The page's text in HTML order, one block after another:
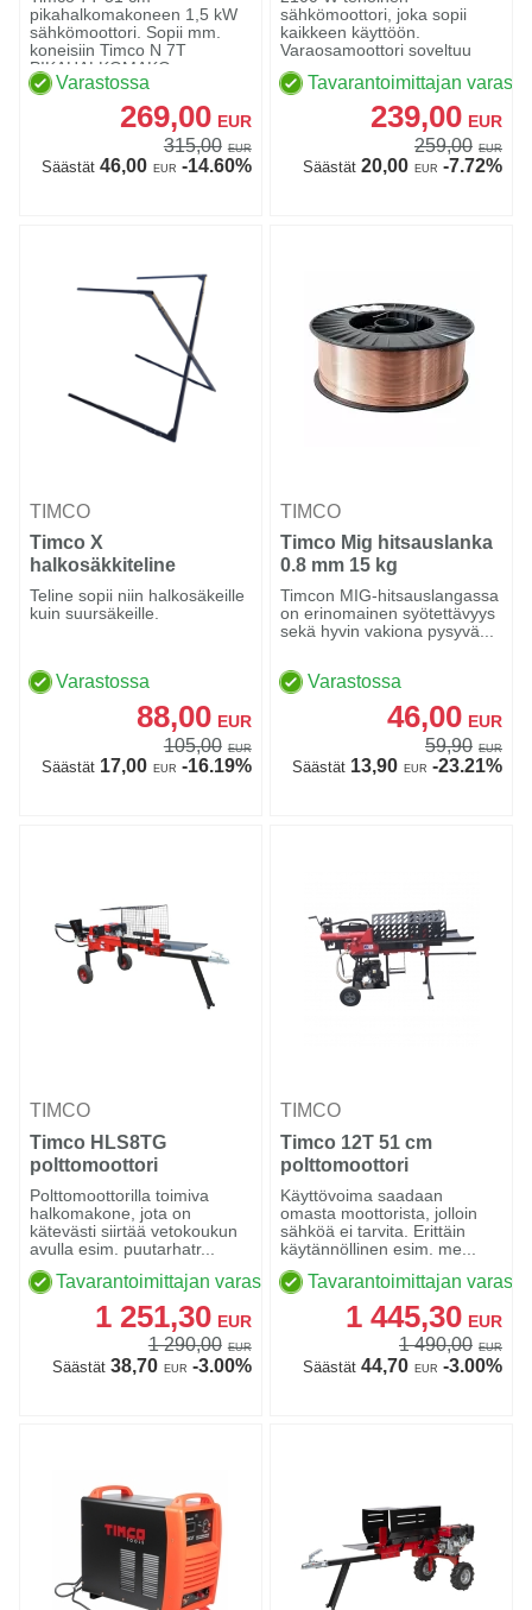
pikahalkomakoneen 1,5 kW
sähkömoottori. Sopii mm.
koneisiin Timco N 7T
PIKAHALKOMAKO...
Varastossa
269,00 EUR
315,00 EUR
Säästät46,00 EUR -14.60%
sähkömoottori, joka sopii
kaikkeen käyttöön.
Varaosamoottori soveltuu
suoraan seura...
Tavarantoimittajan
239,00 EUR
259,00 EUR
Säästät20,00 EUR -7.72%
TIMCO
Timco X
halkosäkkiteline
Teline sopii niin halkosäkeille
kuin suursäkeille.
Varastossa
88,00 EUR
105,00 EUR
Säästät17,00 EUR -16.19%
TIMCO
Timco Mig hitsauslanka
0.8 mm 15 kg
Timcon MIG-hitsauslangassa
on erinomainen syötettävyys
sekä hyvin vakiona pysyvä...
Varastossa
46,00 EUR
59,90 EUR
Säästät13,90 EUR -23.21%
TIMCO
Timco HLS8TG
polttomoottori
halkomakone
Polttomoottorilla toimiva
halkomakone, jota on
kätevästi siirtää vetokoukun
avulla esim. puutarhatr...
Tavarantoimittajan varastossa
1 251,30 EUR
1 290,00 EUR
Säästät38,70 EUR -3.00%
TIMCO
Timco 12T 51 cm
polttomoottori
pikahalkomakone
jaloilla
Käyttövoima saadaan
omasta moottorista, jolloin
sähköä ei tarvita. Erittäin
käytännöllinen esim. me...
Tavarantoimittajan
1 445,30 EUR
1 490,00 EUR
Säästät44,70 EUR -3.00%